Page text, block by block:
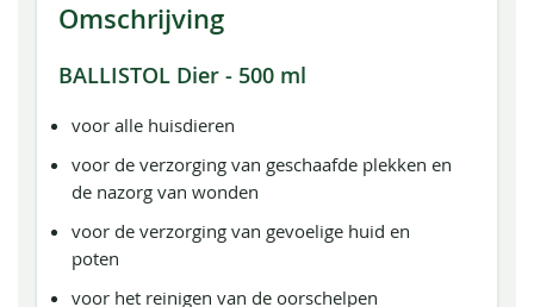
Omschrijving
BALLISTOL Dier - 500 ml
voor alle huisdieren
voor de verzorging van geschaafde plekken en
de nazorg van wonden
voor de verzorging van gevoelige huid en
poten
voor het reinigen van de oorschelpen